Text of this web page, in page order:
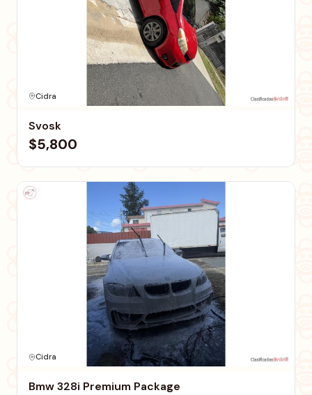
Cidra
Svosk
$5,800
Cidra
Bmw 328i Premium Package